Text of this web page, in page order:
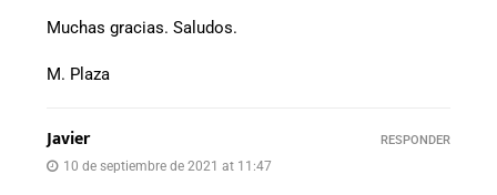
Muchas gracias. Saludos.
M. Plaza
Javier
10 de septiembre de 2021 at 11:47
RESPONDER